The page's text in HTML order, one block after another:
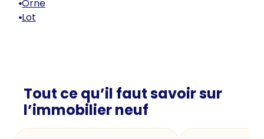
Orne
Lot
Tout ce qu’il faut savoir sur
l’immobilier neuf